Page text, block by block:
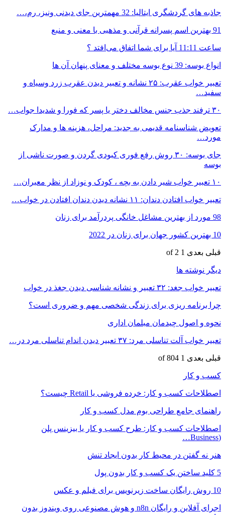
جاذبه های گردشگری ایتالیا: 32 مهمترین جای دیدنی ونیز، رم،…
91 بهترین اسم پسرانه قرآنی و مذهبی با معنی و منبع
ساعت 11:11 آیا برای شما اتفاق می‌افتد ؟
انواع بوسه: 39 نوع بوسه مختلف و معنای پنهان آن ها
تعبیر خواب عقرب: ۲۵ نشانه و تعبیر دیدن عقرب زرد وسیاه و
سفید…
۳۰ ترفند جذب جنس مخالف دختر یا پسر که فورا و شدیدا جواب…
تعویض شناسنامه قدیمی به جدید: مراحل، هزینه ها و مدارک
مورد…
جای بوسه: ۳۰ روش رفع فوری کبودی گردن و صورت ناشی از
بوسه
۱۰ تعبیر خواب شیر دادن به بچه ، کودک و نوزاد از نظر معبران…
تعبیر خواب افتادن دندان: ۱۱ نشانه دیدن دندان افتادن در خواب…
98 مورد از بهترین مشاغل خانگی پردرآمد برای زنان
10 بهترین کشور جهان برای زنان در 2022
قبلی بعدی 1 of 2
دیگر نوشته ها
تعبیر خواب جغد: ۳۲ تعبیر و نشانه شناسی دیدن جغذ در خواب
چرا برنامه ریزی برای زندگی شخصی مهم و ضروری است؟
نحوه و اصول چیدمان مبلمان اداری
تعبیر خواب آلت تناسلی مرد: ۳۷ تعبیر دیدن اندام تناسلی مرد در…
قبلی بعدی 1 of 804
کسب و کار
اصطلاحات کسب و کار: خرده فروشی یا Retail چیست؟
راهنمای جامع طراحی بوم مدل کسب و کار
اصطلاحات کسب و کار: طرح کسب و کار یا بیزینس پلن
(Business…
هنر نه گفتن در محیط کار بدون ایجاد تنش
5 کلید ساختن یک کسب و کار بدون پول
10 روش رایگان ساخت زیرنویس برای فیلم و عکس
اجرای آفلاین و رایگان n8n و هوش مصنوعی روی ویندوز بدون